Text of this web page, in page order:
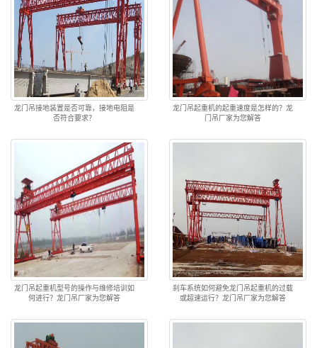
龙门吊接地装置是否可靠，接地电阻是
否符合要求？
龙门吊起重机的起重速度是怎样的？龙
门吊厂家为您解答
龙门吊起重机型号的操作与维修培训如
何进行？龙门吊厂家为您解答
刹车系统如何避免龙门吊起重机的过载
或超速运行？龙门吊厂家为您解答